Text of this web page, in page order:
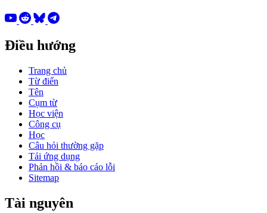
Điều hướng
Trang chủ
Từ điển
Tên
Cụm từ
Học viện
Công cụ
Học
Câu hỏi thường gặp
Tải ứng dụng
Phản hồi & báo cáo lỗi
Sitemap
Tài nguyên